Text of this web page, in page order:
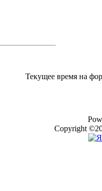
Текущее время на
Copyright